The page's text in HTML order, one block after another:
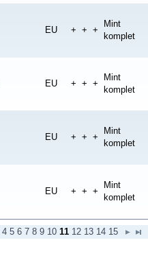
EU + + +
Mint
komplet
EU + + +
Mint
komplet
EU + + +
Mint
komplet
EU + + +
Mint
komplet
4 5 6 7 8 9 10 11 12 13 14 15